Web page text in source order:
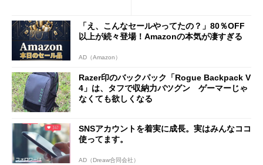
「え、こんなセールやってたの？」80％OFF
以上が続々登場！Amazonの本気が凄すぎる
AD（Amazon）
Razer印のバックパック「Rogue Backpack V
4」は、タフで収納力バツグン ゲーマーじゃ
なくても欲しくなる
SNSアカウントを着実に成長。実はみんなココ
使ってます。
AD（Dreaw合同会社）